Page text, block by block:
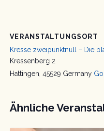
VERANSTALTUNGSORT
Kresse zweipunktnull – Die
Kressenberg 2
Hattingen 45529 Germany
Ähnliche